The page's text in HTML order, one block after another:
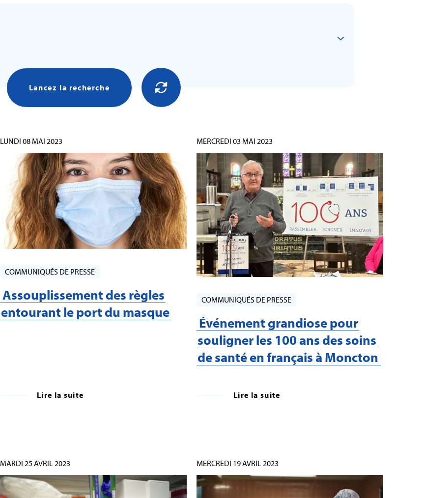
Lancez la recherche
LUNDI 08 MAI 2023
COMMUNIQUÉS DE PRESSE
Assouplissement des règles
entourant le port du masque
Lire la suite
MERCREDI 03 MAI 2023
COMMUNIQUÉS DE PRESSE
Événement grandiose pour
souligner les 100 ans des soins
de santé en français à Moncton
Lire la suite
MARDI 25 AVRIL 2023 MERCREDI 19 AVRIL 2023